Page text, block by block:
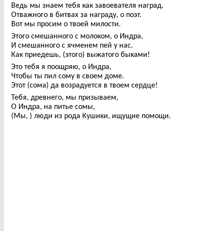
Ведь мы знаем тебя как завоевателя наград.
Отважного в битвах за награду, о поэт.
Вот мы просим о твоей милости.
Этого смешанного с молоком, о Индра,
И смешанного с ячменем пей у нас.
Как приедешь, (этого) выжатого быками!
Это тебя я поощряю, о Индра,
Чтобы ты пил сому в своем доме.
Этот (сома) да возрадуется в твоем сердце!
Тебя, древнего, мы призываем,
О Индра, на питье сомы,
(Мы, ) люди из рода Кушики, ищущие помощи.